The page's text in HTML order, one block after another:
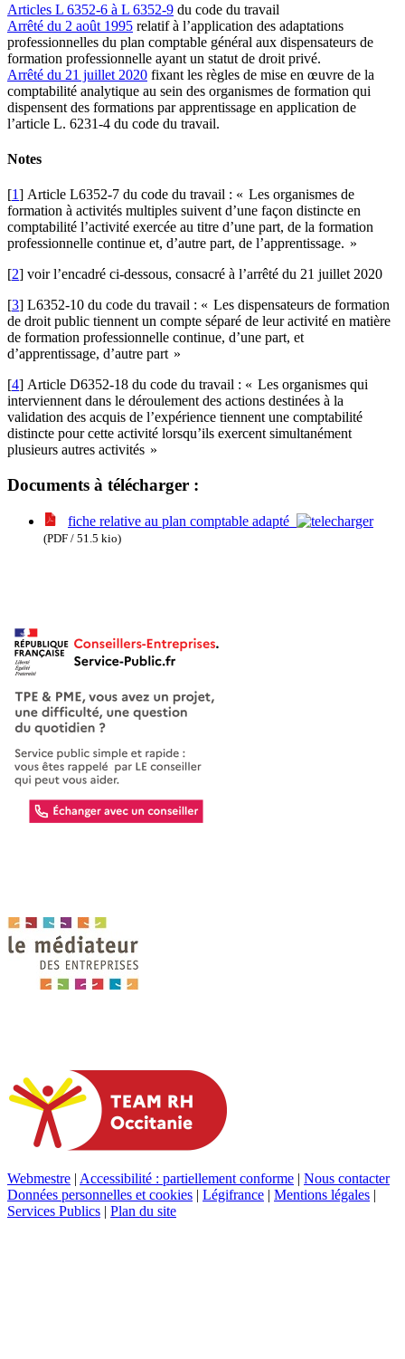
Articles L 6352-6 à L 6352-9 du code du travail
Arrêté du 2 août 1995 relatif à l’application des adaptations
professionnelles du plan comptable général aux dispensateurs de
formation professionnelle ayant un statut de droit privé.
Arrêté du 21 juillet 2020 fixant les règles de mise en œuvre de la
comptabilité analytique au sein des organismes de formation qui
dispensent des formations par apprentissage en application de
l’article L. 6231-4 du code du travail.
Notes
[1] Article L6352-7 du code du travail : « Les organismes de
formation à activités multiples suivent d’une façon distincte en
comptabilité l’activité exercée au titre d’une part, de la formation
professionnelle continue et, d’autre part, de l’apprentissage. »
[2] voir l’encadré ci-dessous, consacré à l’arrêté du 21 juillet 2020
[3] L6352-10 du code du travail : « Les dispensateurs de formation
de droit public tiennent un compte séparé de leur activité en matière
de formation professionnelle continue, d’une part, et
d’apprentissage, d’autre part »
[4] Article D6352-18 du code du travail : « Les organismes qui
interviennent dans le déroulement des actions destinées à la
validation des acquis de l’expérience tiennent une comptabilité
distincte pour cette activité lorsqu’ils exercent simultanément
plusieurs autres activités »
Documents à télécharger :
fiche relative au plan comptable adapté
(PDF / 51.5 kio)
Webmestre | Accessibilité : partiellement conforme | Nous contacter
Données personnelles et cookies | Légifrance | Mentions légales |
Services Publics | Plan du site